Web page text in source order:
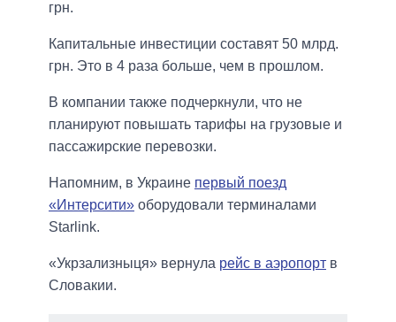
грн.
Капитальные инвестиции составят 50 млрд.
грн. Это в 4 раза больше, чем в прошлом.
В компании также подчеркнули, что не
планируют повышать тарифы на грузовые и
пассажирские перевозки.
Напомним, в Украине первый поезд
«Интерсити» оборудовали терминалами
Starlink.
«Укрзализныця» вернула рейс в аэропорт в
Словакии.